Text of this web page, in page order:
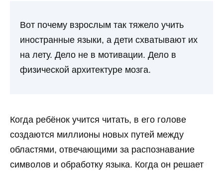
Вот почему взрослым так тяжело учить
иностранные языки, а дети схватывают их
на лету. Дело не в мотивации. Дело в
физической архитектуре мозга.
Когда ребёнок учится читать, в его голове
создаются миллионы новых путей между
областями, отвечающими за распознавание
символов и обработку языка. Когда он решает